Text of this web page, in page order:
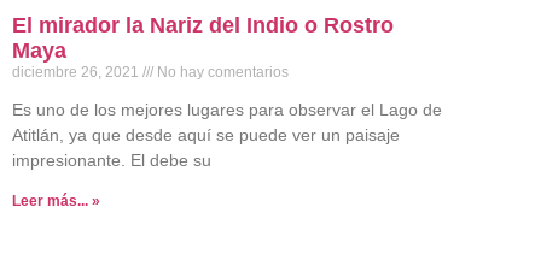
El mirador la Nariz del Indio o Rostro
Maya
diciembre 26, 2021 No hay comentarios
Es uno de los mejores lugares para observar el Lago de
Atitlán, ya que desde aquí se puede ver un paisaje
impresionante. El debe su
Leer más... »